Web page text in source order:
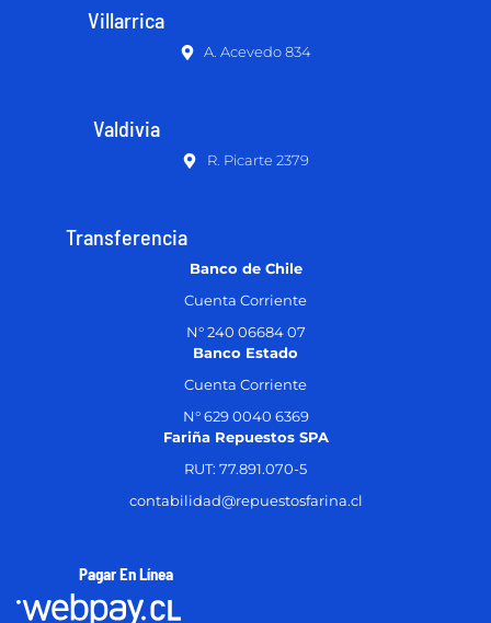
Villarrica
A. Acevedo 834
Valdivia
R. Picarte 2379
Transferencia
Banco de Chile
Cuenta Corriente
N° 240 06684 07
Banco Estado
Cuenta Corriente
N° 629 0040 6369
Fariña Repuestos SPA
RUT: 77.891.070-5
contabilidad@repuestosfarina.cl
Pagar En Línea